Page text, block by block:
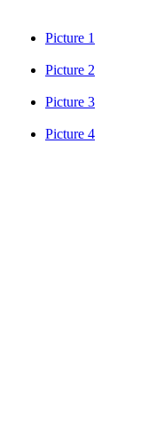
Picture 1
Picture 2
Picture 3
Picture 4